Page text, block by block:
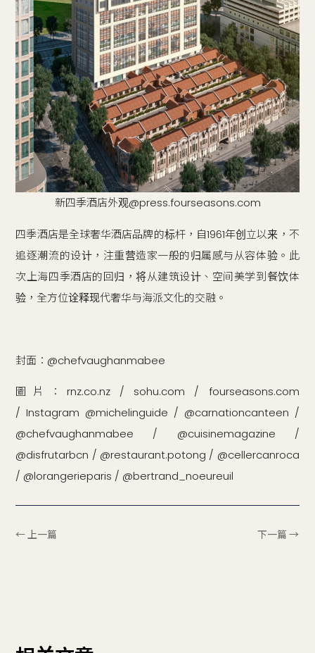
新四季酒店外观@press.fourseasons.com
四季酒店是全球奢华酒店品牌的标杆，自1961年创立以来，不
追逐潮流的设计，注重营造家一般的归属感与从容体验。此
次上海四季酒店的回归，将从建筑设计、空间美学到餐饮体
验，全方位诠释现代奢华与海派文化的交融。
封面：@chefvaughanmabee
圖片：rnz.co.nz / sohu.com / fourseasons.com
/ Instagram @michelinguide / @carnationcanteen /
@chefvaughanmabee / @cuisinemagazine /
@disfrutarbcn / @restaurant.potong / @cellercanroca
/ @lorangerieparis / @bertrand_noeureuil
← 上一篇 下一篇 →